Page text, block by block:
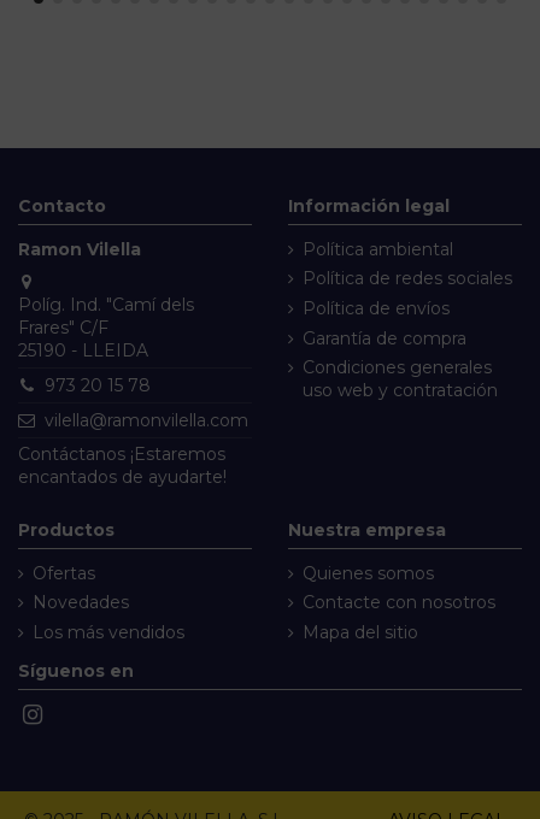
Contacto
Ramon Vilella
Políg. Ind. "Camí dels
Frares" C/F
25190 - LLEIDA
973 20 15 78
vilella@ramonvilella.com
Contáctanos ¡Estaremos
encantados de ayudarte!
Información legal
Política ambiental
Política de redes sociales
Política de envíos
Garantía de compra
Condiciones generales
uso web y contratación
Productos
Ofertas
Novedades
Los más vendidos
Nuestra empresa
Quienes somos
Contacte con nosotros
Mapa del sitio
Síguenos en